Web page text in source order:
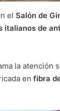
el Salón de
italianos de
la atención
en fibra